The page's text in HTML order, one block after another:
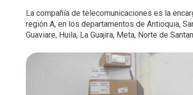
La compañía de telecomunicaciones es la
región A, en los departamentos de Antioquia,
Guaviare, Huila, La Guajira, Meta, Norte de